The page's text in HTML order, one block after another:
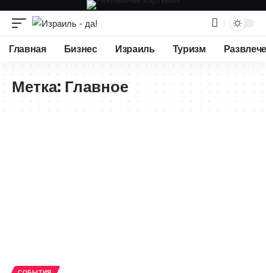
Главная Бизнес Израиль Туризм
Метка: Главное